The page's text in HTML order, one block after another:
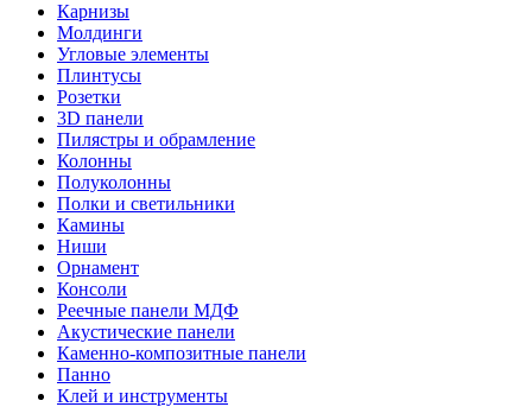
Карнизы
Молдинги
Угловые элементы
Плинтусы
Розетки
3D панели
Пилястры и обрамление
Колонны
Полуколонны
Полки и светильники
Камины
Ниши
Орнамент
Консоли
Реечные панели МДФ
Акустические панели
Каменно-композитные панели
Панно
Клей и инструменты